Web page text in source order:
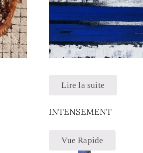
Lire la suite
INTENSEMENT
Vue Rapide